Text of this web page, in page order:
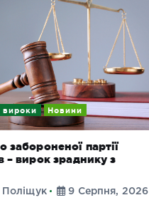
вироки Новини
забороненої партії
– вирок зраднику з
Поліщук 9 Серпня, 2026